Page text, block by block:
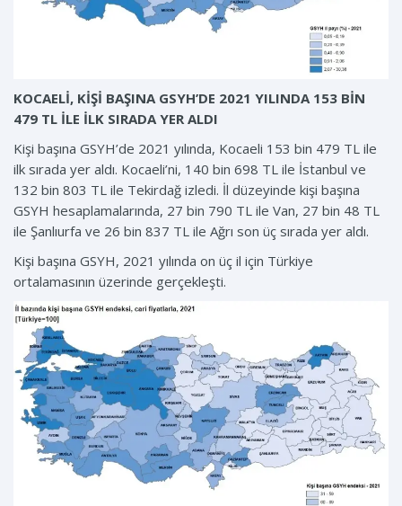
KOCAELİ, KİŞİ BAŞINA GSYH’DE 2021 YILINDA 153 BİN
479 TL İLE İLK SIRADA YER ALDI
Kişi başına GSYH’de 2021 yılında, Kocaeli 153 bin 479 TL ile
ilk sırada yer aldı. Kocaeli’ni, 140 bin 698 TL ile İstanbul ve
132 bin 803 TL ile Tekirdağ izledi. İl düzeyinde kişi başına
GSYH hesaplamalarında, 27 bin 790 TL ile Van, 27 bin 48 TL
ile Şanlıurfa ve 26 bin 837 TL ile Ağrı son üç sırada yer aldı.
Kişi başına GSYH, 2021 yılında on üç il için Türkiye
ortalamasının üzerinde gerçekleşti.